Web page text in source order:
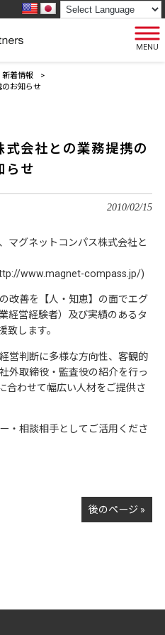
MENU
新着情報
>
のお知らせ
会社との業務提携の
らせ
2010/02/15
マグネットコンパス株式会社と
www.magnet-compass.jp/)
改善を【人・知恵】の面でエグ
経営経験者）及び実績のあるタ
致します。
営判断に多様な方向性、客観的
外取締役・監査役の紹介を行っ
合わせて幅広い人材をご提供さ
・相談相手としてご活用くださ
後のページ »